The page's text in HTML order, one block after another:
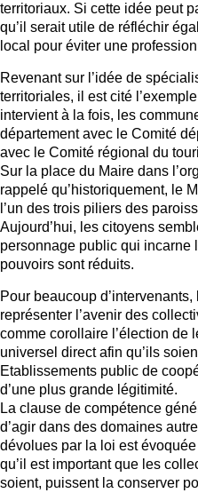
territoriaux. Si cette idée peut
qu’il serait utile de réfléchir
local pour éviter une
Revenant sur l’idée de
territoriales, il est cité
intervient à la fois, les
département avec le Comité
avec le Comité régional du
Sur la place du Maire dans
rappelé qu’historiquement, le
l’un des trois piliers des
Aujourd’hui, les citoyens
personnage public qui incarne
pouvoirs sont réduits.
Pour beaucoup
représenter l’avenir des
comme corollaire l’élection de
universel direct afin qu’ils
Etablissements public de
d’une plus grande légitimité.
La clause de compétence
d’agir dans des domaines
dévolues par la loi est
qu’il est important que les
soient, puissent la conserver